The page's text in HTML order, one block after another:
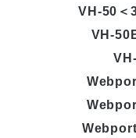
VH-50＜
VH-